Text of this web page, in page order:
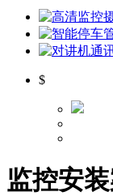
$
监控安